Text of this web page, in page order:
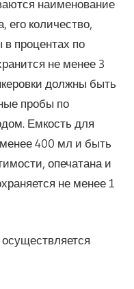
наименование
его количество,
процентах по
не менее 3
должны быть
пробы по
Емкость для
400 мл и быть
опечатана и
не менее 1